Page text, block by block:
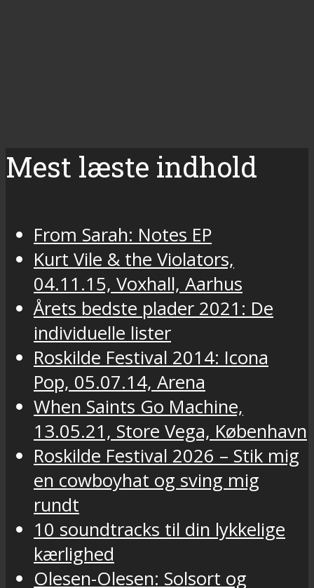
Mest læste indhold
From Sarah: Notes EP
Kurt Vile & the Violators,
04.11.15, Voxhall, Aarhus
Årets bedste plader 2021: De
individuelle lister
Roskilde Festival 2014: Icona
Pop, 05.07.14, Arena
When Saints Go Machine,
13.05.21, Store Vega, København
Roskilde Festival 2026 – Stik mig
en cowboyhat og sving mig
rundt
10 soundtracks til din lykkelige
kærlighed
Olesen-Olesen: Solsort og